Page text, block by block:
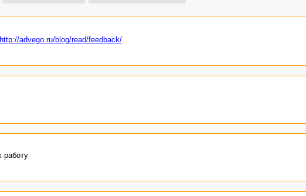
http://advego.ru/blog/read/feedback/
работу